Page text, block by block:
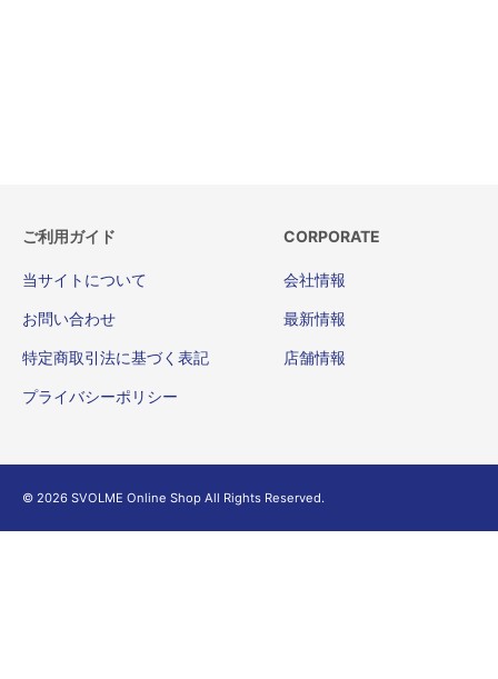
ご利用ガイド
当サイトについて
お問い合わせ
特定商取引法に基づく表記
プライバシーポリシー
CORPORATE
会社情報
最新情報
店舗情報
© 2026 SVOLME Online Shop All Rights Reserved.